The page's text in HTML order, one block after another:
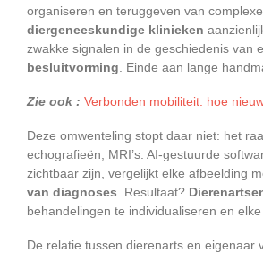
organiseren en teruggeven van
diergeneeskundige klinieken
zwakke signalen in de geschiedenis van
besluitvorming . Einde aan lange
Zie ook : Verbonden mobiliteit: hoe
Deze omwenteling stopt daar niet: het
echografieën, MRI’s: AI-gestuurde
zichtbaar zijn, vergelijkt elke afbeelding
van diagnoses . Resultaat?
behandelingen te individualiseren en
De relatie tussen dierenarts en eigenaar